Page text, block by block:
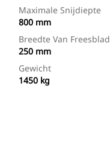
Maximale Snijdiepte
800 mm
Breedte Van Freesblad
250 mm
Gewicht
1450 kg